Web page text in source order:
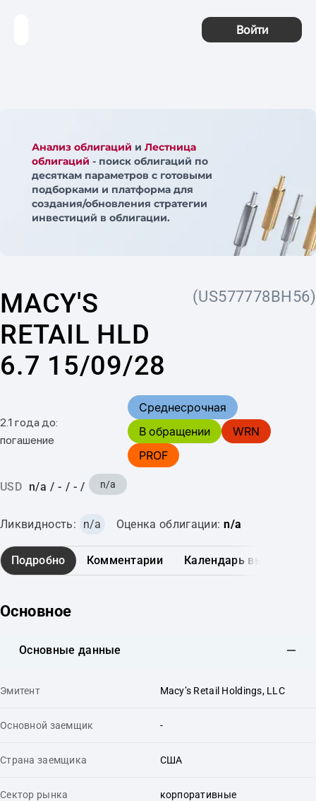
Войти
Анализ облигаций и Лестница
облигаций - поиск облигаций по
десяткам параметров с готовыми
подборками и платформа для
создания/обновления стратегии
инвестиций в облигации.
MACY'S
RETAIL HLD
6.7 15/09/28
(US577778BH56)
2.1 года до:
погашение
Среднесрочная
В обращении
WRN
PROF
USD n/a / - / - / n/a
Ликвидность: n/a Оценка облигации: n/a
Подробно Комментарии Календарь выплат
Основное
Основные данные
Эмитент Macy’s Retail Holdings, LLC
Основной заемщик -
Страна заемщика США
Сектор рынка корпоративные